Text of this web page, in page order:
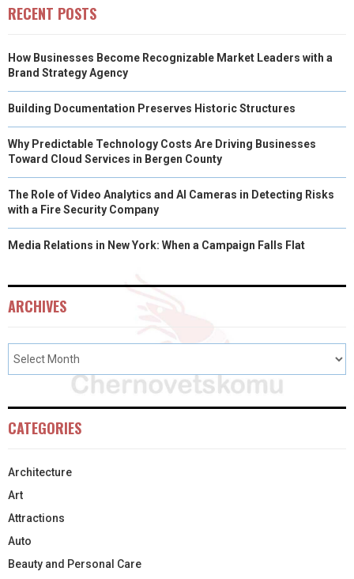
)
RECENT POSTS
How Businesses Become Recognizable Market Leaders with a
Brand Strategy Agency
Building Documentation Preserves Historic Structures
Why Predictable Technology Costs Are Driving Businesses
Toward Cloud Services in Bergen County
The Role of Video Analytics and AI Cameras in Detecting Risks
with a Fire Security Company
Media Relations in New York: When a Campaign Falls Flat
ARCHIVES
CATEGORIES
Architecture
Art
Attractions
Auto
Beauty and Personal Care